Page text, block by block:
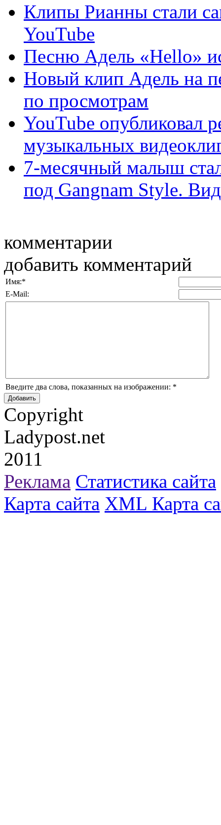
Клипы Рианны стали
YouTube
Песню Адель «Hello»
Новый клип Адель на
по просмотрам
YouTube опубликовал
музыкальных
7-месячный малыш стал
под Gangnam Style.
комментарии
добавить комментарий
Имя:*
E-Mail:
Введите два слова, показанных на изображении: *
Copyright
Ladypost.net
2011
Реклама Статистика сайта
Карта сайта XML Карта